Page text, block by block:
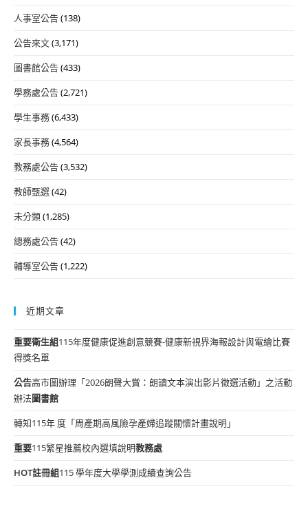
人事室公告(138)
公告來文(3,171)
圖書館公告(433)
學務處公告(2,721)
學生事務(6,433)
家長事務(4,564)
教務處公告(3,532)
教師甄選(42)
未分類(1,285)
總務處公告(42)
輔導室公告(1,222)
近期文章
重要衛生組115年度健康促進創意競賽-健康新視界海報設計與電繪比賽
得獎名單
公告高市圖辦理「2026朗聲大賞：朗讀文本演出影片徵選活動」之活動
辦法圖書館
轉知115年 度「周產期高風險孕產婦追蹤關懷計畫說明」
重要115繁星推薦校內選填說明教務處
HOT註冊組115 學年度大學學測成績查詢公告